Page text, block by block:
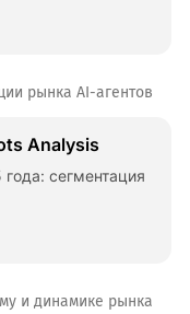
рынка AI-агентов
Analysis
сегментация
и динамике рынка